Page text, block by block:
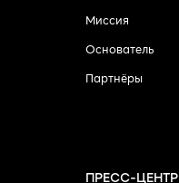
Миссия
Основатель
Партнёры
ПРЕСС-ЦЕНТР